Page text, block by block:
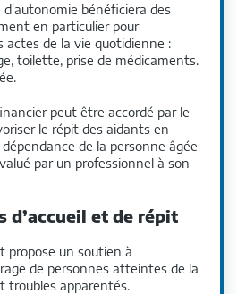
bénéficiera des
en particulier pour
actes de la vie quotidienne :
toilette, prise de médicaments.
peut être accordé par le
le répit des aidants en
de la personne âgée
par un professionnel à son
d’accueil et de répit
propose un soutien à
de personnes atteintes de la
troubles apparentés.